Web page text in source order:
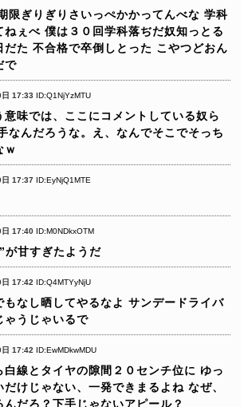
限ぎりぎりさいっぺかかってんべな 学科
ねぇべ 僕は３０回学科落ぢだ奴知っとる
だた 不合格で卒倒しとった こやつどおん
で
17:33 ID:Q1NjYzMTU
意味では、ここにコメントしている奴ら
なんだろうな。え、なんでそこでそっち
ｗ
17:37 ID:EyNjQ1MTE
17:40 ID:M0NDkxOTM
が甘すぎたようだ
17:42 ID:Q4MTYyNjU
なし晒してやるなよ サンデードライバ
ゃうじゃいるで
17:42 ID:EwMDkwMDU
白線とタイヤの隙間２０センチ位に ゆっ
だけじゃない、一発できまるよね なぜ、
んだろ？下手じゃないアピール？